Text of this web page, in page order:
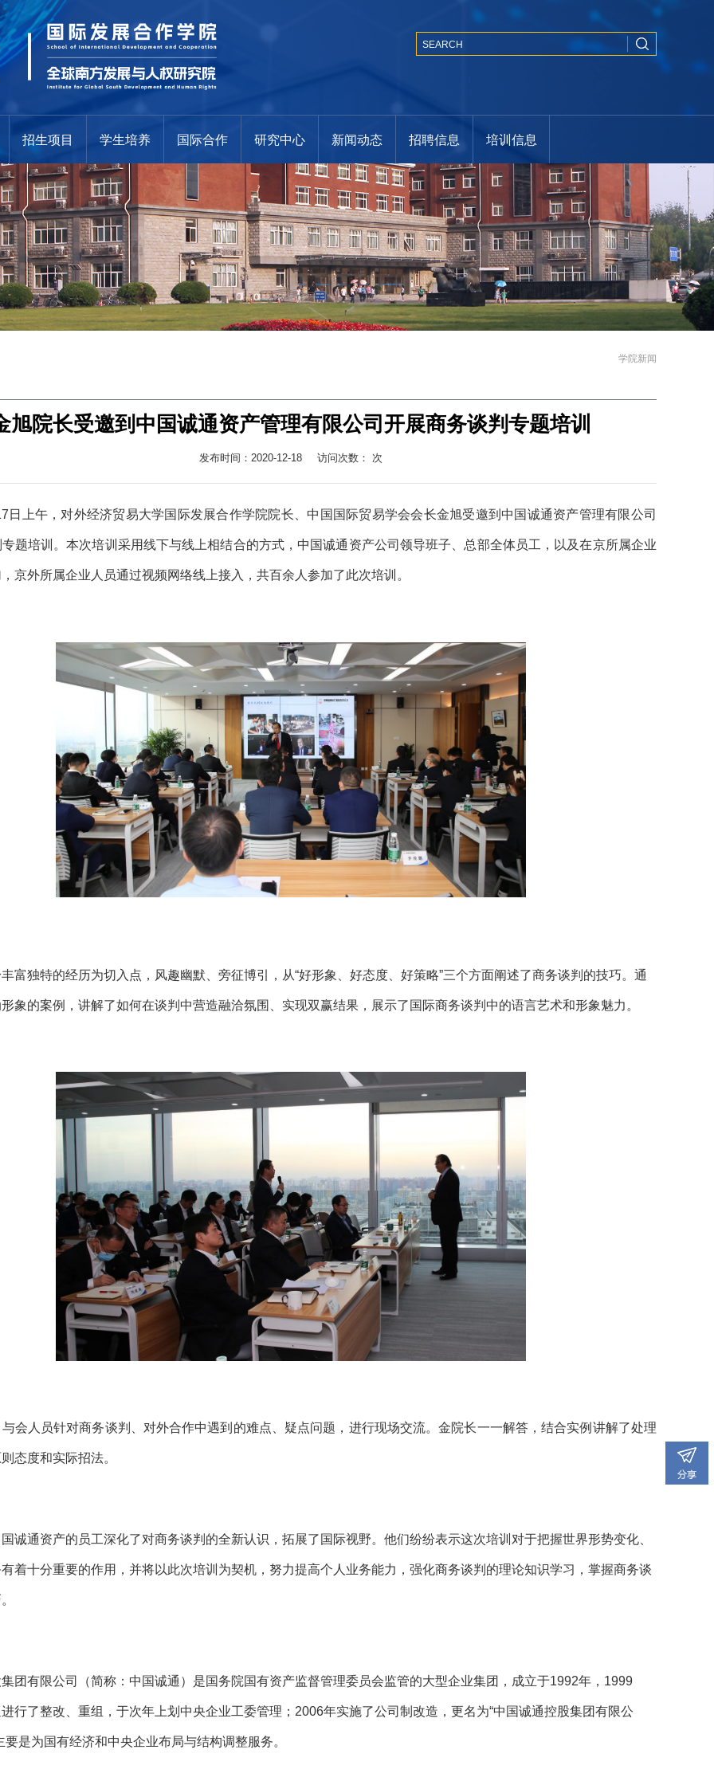
招生项目 学生培养 国际合作 研究中心 新闻动态 招聘信息 培训信息
学院新闻
旭院长受邀到中国诚通资产管理有限公司开展商务谈判专题培训
发布时间：2020-12-18 访问次数： 次
日上午，对外经济贸易大学国际发展合作学院院长、中国国际贸易学会会长金旭受邀到中国诚通资产管理有限公司
题培训。本次培训采用线下与线上相结合的方式，中国诚通资产公司领导班子、总部全体员工，以及在京所属企业
京外所属企业人员通过视频网络线上接入，共百余人参加了此次培训。
富独特的经历为切入点，风趣幽默、旁征博引，从“好形象、好态度、好策略”三个方面阐述了商务谈判的技巧。通
象的案例，讲解了如何在谈判中营造融洽氛围、实现双赢结果，展示了国际商务谈判中的语言艺术和形象魅力。
会人员针对商务谈判、对外合作中遇到的难点、疑点问题，进行现场交流。金院长一一解答，结合实例讲解了处理
态度和实际招法。
诚通资产的员工深化了对商务谈判的全新认识，拓展了国际视野。他们纷纷表示这次培训对于把握世界形势变化、
着十分重要的作用，并将以此次培训为契机，努力提高个人业务能力，强化商务谈判的理论知识学习，掌握商务谈
团有限公司（简称：中国诚通）是国务院国有资产监督管理委员会监管的大型企业集团，成立于1992年，1999
行了整改、重组，于次年上划中央企业工委管理；2006年实施了公司制改造，更名为“中国诚通控股集团有限公
要是为国有经济和中央企业布局与结构调整服务。